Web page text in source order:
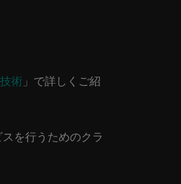
術 」で詳しくご紹
を行うためのクラ